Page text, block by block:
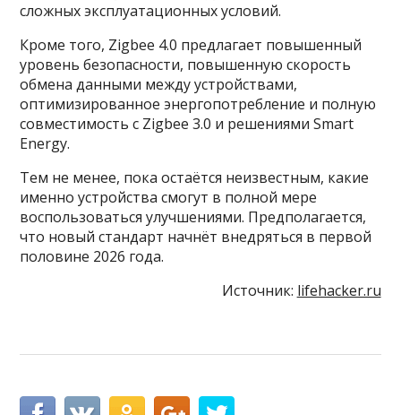
сложных эксплуатационных условий.
Кроме того, Zigbee 4.0 предлагает повышенный
уровень безопасности, повышенную скорость
обмена данными между устройствами,
оптимизированное энергопотребление и полную
совместимость с Zigbee 3.0 и решениями Smart
Energy.
Тем не менее, пока остаётся неизвестным, какие
именно устройства смогут в полной мере
воспользоваться улучшениями. Предполагается,
что новый стандарт начнёт внедряться в первой
половине 2026 года.
Источник: lifehacker.ru